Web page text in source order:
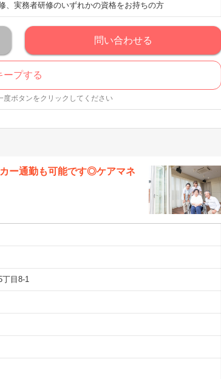
、実務者研修のいずれかの資格をお持ちの方
問い合わせる
ープする
ボタンをクリックしてください
ー通勤も可能です◎ケアマネ
丁目8-1